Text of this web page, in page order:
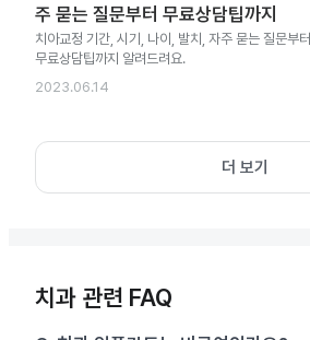
주 묻는 질문부터 무료상담팁까지
치아교정 기간, 시기, 나이, 발치, 자주 묻는 질문부터
무료상담팁까지 알려드려요.
2023.06.14
더 보기
치과 관련 FAQ